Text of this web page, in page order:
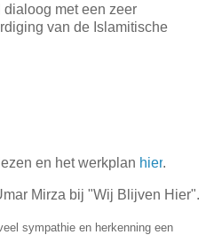
met een zeer
van de Islamitische
en het werkplan hier.
Mirza bij "Wij Blijven Hier".
sympathie en herkenning een